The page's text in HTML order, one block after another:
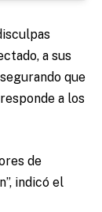
a sus
que
a los
de
indicó el